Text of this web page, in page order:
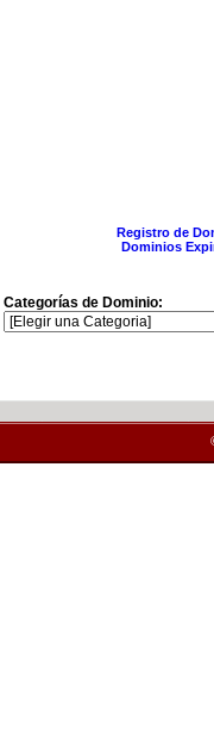
Registro de
Dominios
Categorías de Dominio: